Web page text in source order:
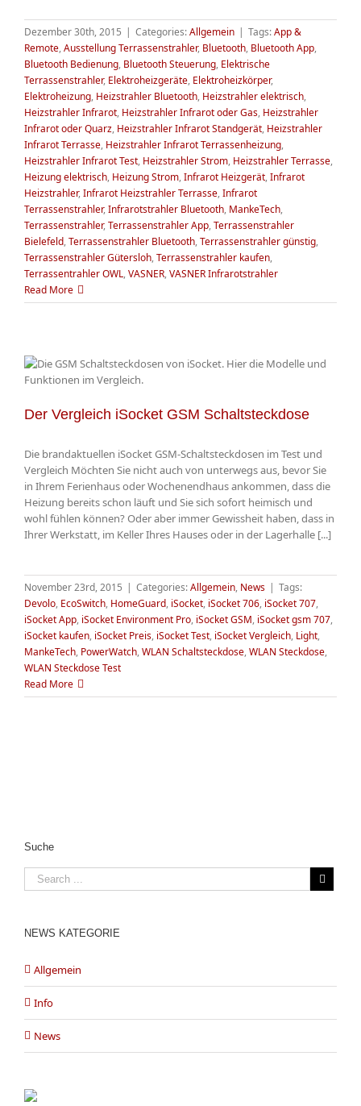
Dezember 30th, 2015 | Categories:Allgemein | Tags:App &
Remote,Ausstellung Terrassenstrahler, Bluetooth, Bluetooth App,
Bluetooth Bedienung, Bluetooth Steuerung, Elektrische
Terrassenstrahler, Elektroheizgeräte, Elektroheizkörper,
Elektroheizung, Heizstrahler Bluetooth, Heizstrahler elektrisch,
Heizstrahler Infrarot, Heizstrahler Infrarot oder Gas, Heizstrahler
Infrarot oder Quarz, Heizstrahler Infrarot Standgerät, Heizstrahler
Infrarot Terrasse, Heizstrahler Infrarot Terrassenheizung,
Heizstrahler Infrarot Test, Heizstrahler Strom, Heizstrahler Terrasse,
Heizung elektrisch, Heizung Strom,Infrarot Heizgerät,Infrarot
Heizstrahler,Infrarot Heizstrahler Terrasse,Infrarot
Terrassenstrahler,Infrarotstrahler Bluetooth, MankeTech,
Terrassenstrahler,Terrassenstrahler App,Terrassenstrahler
Bielefeld,Terrassenstrahler Bluetooth,Terrassenstrahler günstig,
Terrassenstrahler Gütersloh,Terrassenstrahler kaufen,
Terrassentrahler OWL,VASNER,VASNER Infrarotstrahler
Read More
Der Vergleich iSocket GSM Schaltsteckdose
Die brandaktuellen iSocket GSM-Schaltsteckdosen im Test und
Vergleich Möchten Sie nicht auch von unterwegs aus, bevor Sie
in Ihrem Ferienhaus oder Wochenendhaus ankommen, dass die
Heizung bereits schon läuft und Sie sich sofort heimisch und
wohl fühlen können? Oder aber immer Gewissheit haben, dass in
Ihrer Werkstatt, im Keller Ihres Hauses oder in der Lagerhalle [...]
November 23rd, 2015 | Categories:Allgemein, News | Tags:
Devolo, EcoSwitch, HomeGuard, iSocket, iSocket 706, iSocket 707,
iSocket App, iSocket Environment Pro, iSocket GSM, iSocket gsm 707,
iSocket kaufen, iSocket Preis, iSocket Test, iSocket Vergleich, Light,
MankeTech, PowerWatch,WLAN Schaltsteckdose,WLAN Steckdose,
WLAN Steckdose Test
Read More
Suche
NEWS KATEGORIE
Allgemein
Info
News